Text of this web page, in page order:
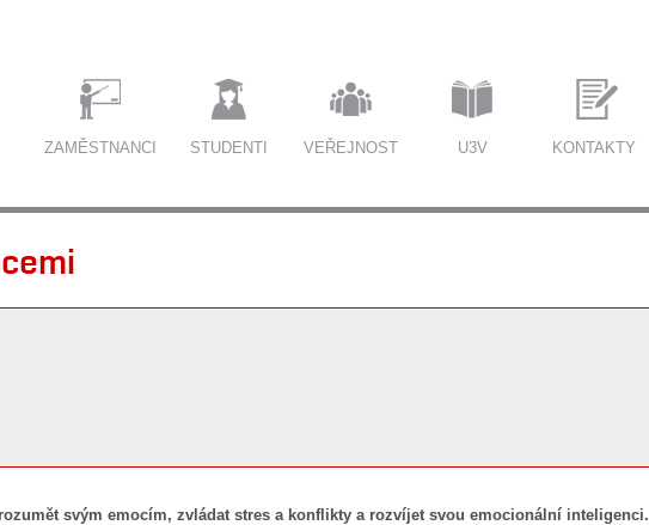
ZAMĚSTNANCI STUDENTI VEŘEJNOST U3V KONTAKTY
svým emocím, zvládat stres a konflikty a rozvíjet svou emocionální inteligenci.